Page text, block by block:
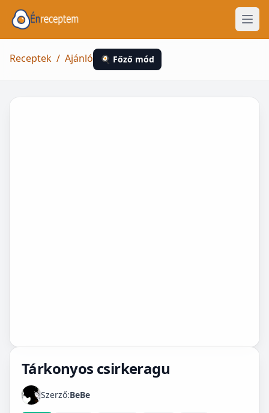
Receptek / Ajánló 🍳 Főző mód
Tárkonyos csirkeragu
Szerző:BeBe